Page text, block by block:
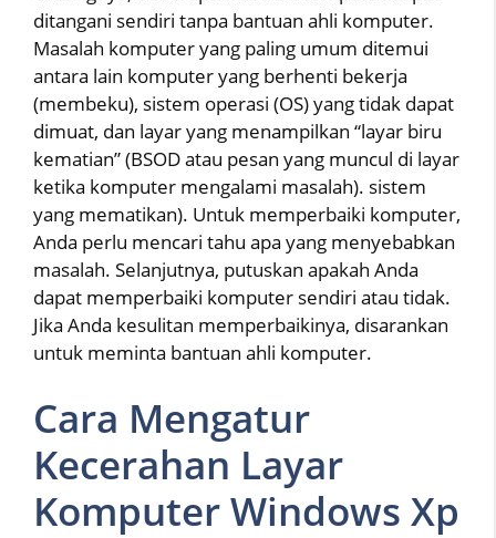
ditangani sendiri tanpa bantuan ahli komputer.
Masalah komputer yang paling umum ditemui
antara lain komputer yang berhenti bekerja
(membeku), sistem operasi (OS) yang tidak dapat
dimuat, dan layar yang menampilkan “layar biru
kematian” (BSOD atau pesan yang muncul di layar
ketika komputer mengalami masalah). sistem
yang mematikan). Untuk memperbaiki komputer,
Anda perlu mencari tahu apa yang menyebabkan
masalah. Selanjutnya, putuskan apakah Anda
dapat memperbaiki komputer sendiri atau tidak.
Jika Anda kesulitan memperbaikinya, disarankan
untuk meminta bantuan ahli komputer.
Cara Mengatur
Kecerahan Layar
Komputer Windows Xp